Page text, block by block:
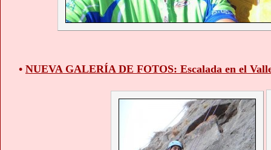
• NUEVA GALERÍA DE FOTOS: Escalada en el